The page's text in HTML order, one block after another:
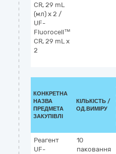
CR, 29 mL
(мл) x 2 /
UF-
Fluorocell™
CR, 29 mL x
2
КОНКРЕТНА
НАЗВА
ПРЕДМЕТА
ЗАКУПІВЛІ
КІЛЬКІСТЬ /
ОД.ВИМІРУ
Реагент
UF-
10
паковання